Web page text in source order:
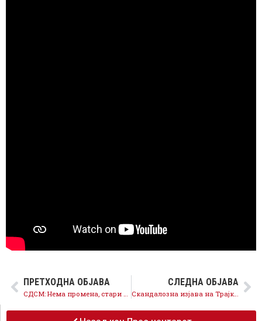
ПРЕТХОДНА ОБЈАВА СЛЕДНА ОБЈАВА
Скандалозна изјава на Трајко Славевски, граѓаните да не бараат поголеми плати додека тој ужива